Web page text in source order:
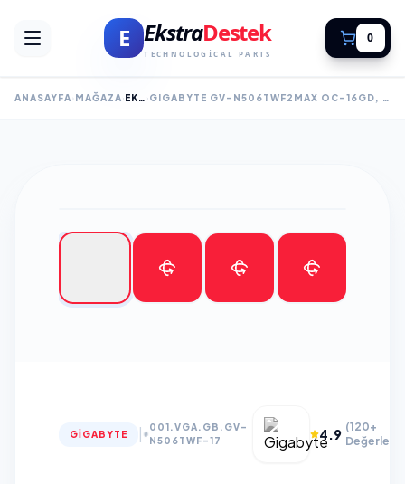
E EkstraDestek
TECHNOLOGICAL PARTS
0
ANASAYFA MAĞAZA EKRAN KARTI GIGABYTE GV-N506TWF2MAX OC-16GD, RTX5060TI, WINDFORCE MAX OC, 16GB, GDDR7, 128BIT, 2 FANLI, 1XHDMI, 3XDP, GAMING EKRAN KARTI
GIGABYTE
001.VGA.GB.GV-
N506TWF-17
4.9 (120+